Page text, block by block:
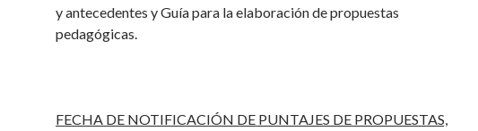
y antecedentes y Guía para la elaboración de propuestas
pedagógicas.
FECHA DE NOTIFICACIÓN DE PUNTAJES DE PROPUESTAS,